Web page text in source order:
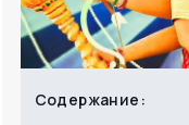
Содержание: